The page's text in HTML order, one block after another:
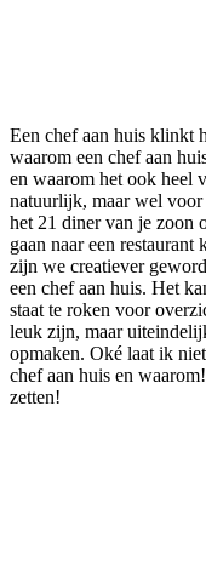
Een chef aan huis klinkt
waarom een chef aan
en waarom het ook heel
natuurlijk, maar wel voor
het 21 diner van je zoon
gaan naar een
zijn we creatiever
een chef aan huis. Het
staat te roken voor
leuk zijn, maar
opmaken. Oké laat ik
chef aan huis en
zetten!